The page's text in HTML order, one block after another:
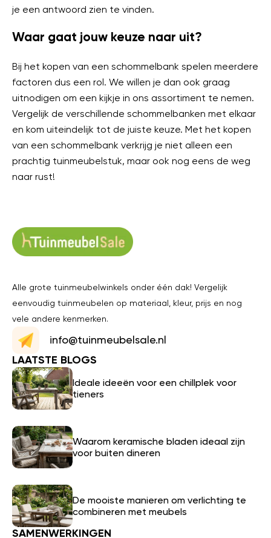
je een antwoord zien te vinden.
Waar gaat jouw keuze naar uit?
Bij het kopen van een schommelbank spelen meerdere
factoren dus een rol. We willen je dan ook graag
uitnodigen om een kijkje in ons assortiment te nemen.
Vergelijk de verschillende schommelbanken met elkaar
en kom uiteindelijk tot de juiste keuze. Met het kopen
van een schommelbank verkrijg je niet alleen een
prachtig tuinmeubelstuk, maar ook nog eens de weg
naar rust!
Alle grote tuinmeubelwinkels onder één dak! Vergelijk
eenvoudig tuinmeubelen op materiaal, kleur, prijs en nog
vele andere kenmerken.
info@tuinmeubelsale.nl
LAATSTE BLOGS
Ideale ideeën voor een chillplek voor
tieners
Waarom keramische bladen ideaal zijn
voor buiten dineren
De mooiste manieren om verlichting te
combineren met meubels
SAMENWERKINGEN